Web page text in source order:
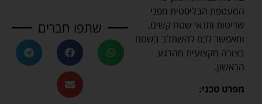
המעטפת הבליסטית מפני
שריטות ותנאי שטח קשים,
ומאפשר לכם להשתלב בשטח
בצורה מקצועית מהרגע
הראשון.
מפרט טכני:
שתפו חברים